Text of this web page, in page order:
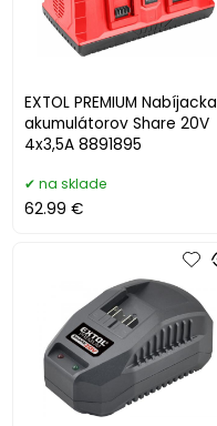
EXTOL PREMIUM Nabíjacka
akumulátorov Share 20V
4x3,5A 8891895
na sklade
62.99 €